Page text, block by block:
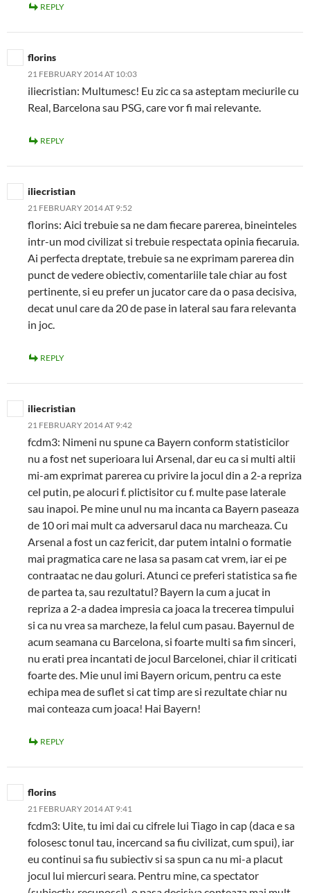
REPLY
florins
21 FEBRUARY 2014 AT 10:03
iliecristian: Multumesc! Eu zic ca sa asteptam meciurile cu
Real, Barcelona sau PSG, care vor fi mai relevante.
REPLY
iliecristian
21 FEBRUARY 2014 AT 9:52
florins: Aici trebuie sa ne dam fiecare parerea, bineinteles
intr-un mod civilizat si trebuie respectata opinia fiecaruia.
Ai perfecta dreptate, trebuie sa ne exprimam parerea din
punct de vedere obiectiv, comentariile tale chiar au fost
pertinente, si eu prefer un jucator care da o pasa decisiva,
decat unul care da 20 de pase in lateral sau fara relevanta
in joc.
REPLY
iliecristian
21 FEBRUARY 2014 AT 9:42
fcdm3: Nimeni nu spune ca Bayern conform statisticilor
nu a fost net superioara lui Arsenal, dar eu ca si multi altii
mi-am exprimat parerea cu privire la jocul din a 2-a repriza
cel putin, pe alocuri f. plictisitor cu f. multe pase laterale
sau inapoi. Pe mine unul nu ma incanta ca Bayern paseaza
de 10 ori mai mult ca adversarul daca nu marcheaza. Cu
Arsenal a fost un caz fericit, dar putem intalni o formatie
mai pragmatica care ne lasa sa pasam cat vrem, iar ei pe
contraatac ne dau goluri. Atunci ce preferi statistica sa fie
de partea ta, sau rezultatul? Bayern la cum a jucat in
repriza a 2-a dadea impresia ca joaca la trecerea timpului
si ca nu vrea sa marcheze, la felul cum pasau. Bayernul de
acum seamana cu Barcelona, si foarte multi sa fim sinceri,
nu erati prea incantati de jocul Barcelonei, chiar il criticati
foarte des. Mie unul imi Bayern oricum, pentru ca este
echipa mea de suflet si cat timp are si rezultate chiar nu
mai conteaza cum joaca! Hai Bayern!
REPLY
florins
21 FEBRUARY 2014 AT 9:41
fcdm3: Uite, tu imi dai cu cifrele lui Tiago in cap (daca e sa
folosesc tonul tau, incercand sa fiu civilizat, cum spui), iar
eu continui sa fiu subiectiv si sa spun ca nu mi-a placut
jocul lui miercuri seara. Pentru mine, ca spectator